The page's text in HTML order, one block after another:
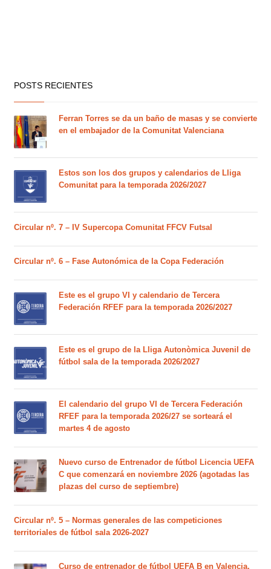
POSTS RECIENTES
Ferran Torres se da un baño de masas y se convierte
en el embajador de la Comunitat Valenciana
Estos son los dos grupos y calendarios de Lliga
Comunitat para la temporada 2026/2027
Circular nº. 7 – IV Supercopa Comunitat FFCV Futsal
Circular nº. 6 – Fase Autonómica de la Copa Federación
Este es el grupo VI y calendario de Tercera
Federación RFEF para la temporada 2026/2027
Este es el grupo de la Lliga Autonòmica Juvenil de
fútbol sala de la temporada 2026/2027
El calendario del grupo VI de Tercera Federación
RFEF para la temporada 2026/27 se sorteará el
martes 4 de agosto
Nuevo curso de Entrenador de fútbol Licencia UEFA
C que comenzará en noviembre 2026 (agotadas las
plazas del curso de septiembre)
Circular nº. 5 – Normas generales de las competiciones
territoriales de fútbol sala 2026-2027
Curso de entrenador de fútbol UEFA B en Valencia,